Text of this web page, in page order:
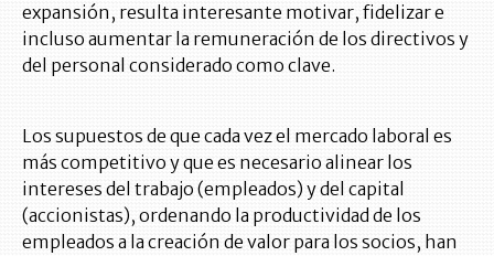
expansión, resulta interesante motivar, fidelizar e
incluso aumentar la remuneración de los directivos y
del personal considerado como clave.
Los supuestos de que cada vez el mercado laboral es
más competitivo y que es necesario alinear los
intereses del trabajo (empleados) y del capital
(accionistas), ordenando la productividad de los
empleados a la creación de valor para los socios, han